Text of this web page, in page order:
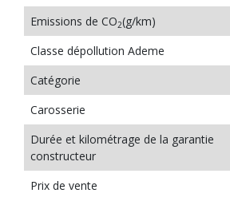
Emissions de CO2(g/km)
Classe dépollution Ademe
Catégorie
Carosserie
Durée et kilométrage de la garantie
constructeur
Prix de vente